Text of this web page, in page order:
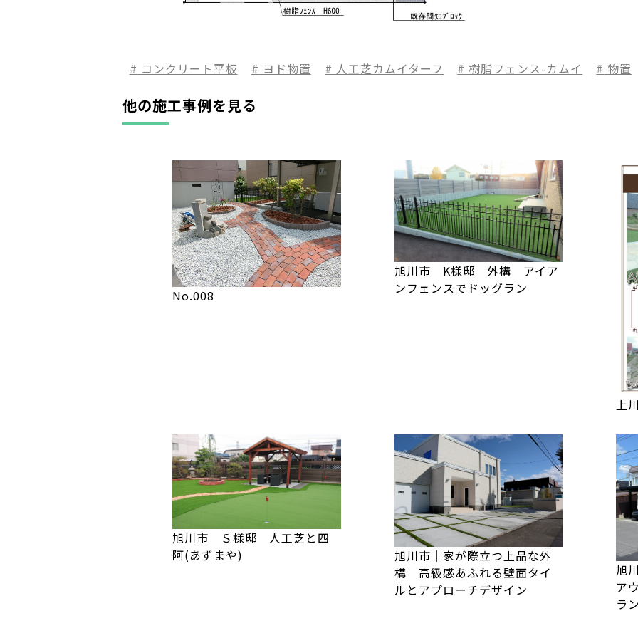
コンクリート平板 ヨド物置 人工芝カムイターフ 樹脂フェンス-カムイ 物置
他の施工事例を見る
No.008
旭川市 K様邸 外構 アイア
ンフェンスでドッグラン
上
旭川市 Ｓ様邸 人工芝と四
阿(あずまや)
旭川市｜家が際立つ上品な外
構 高級感あふれる壁面タイ
ルとアプローチデザイン
旭
ア
ラ